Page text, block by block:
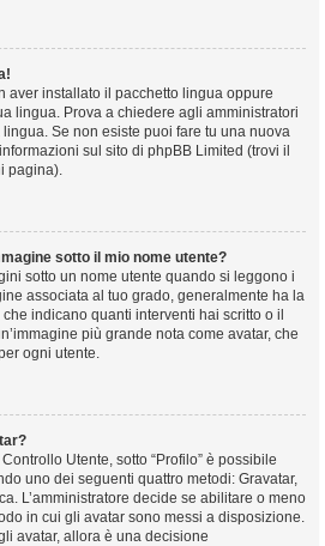
aver installato il pacchetto lingua oppure
lingua. Prova a chiedere agli amministratori
Se non esiste puoi fare tu una nuova
sul sito di phpBB Limited (trovi il
pagina).
sotto il mio nome utente?
sotto un nome utente quando si leggono i
associata al tuo grado, generalmente ha la
indicano quanti interventi hai scritto o il
più grande nota come avatar, che
ogni utente.
Utente, sotto “Profilo” è possibile
uno dei seguenti quattro metodi: Gravatar,
L’amministratore decide se abilitare o meno
in cui gli avatar sono messi a disposizione.
avatar, allora è una decisione